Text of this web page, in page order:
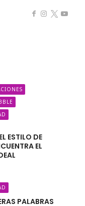
ESTILO DE
EL
PALABRAS